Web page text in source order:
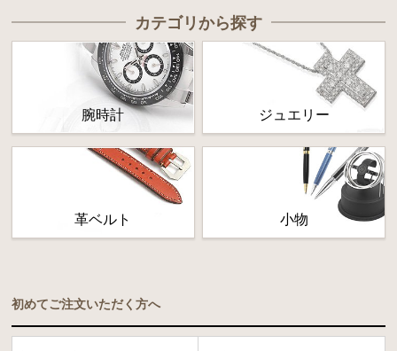
カテゴリから探す
腕時計 ジュエリー
革ベルト 小物
初めてご注文いただく方へ